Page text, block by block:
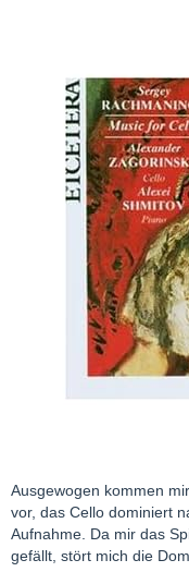
Ausgewogen kommen
vor, das Cello dominiert
Aufnahme. Da mir das
gefällt, stört mich die